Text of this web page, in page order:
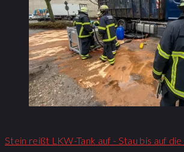
Stein reißt LKW-Tank auf - Stau bis auf